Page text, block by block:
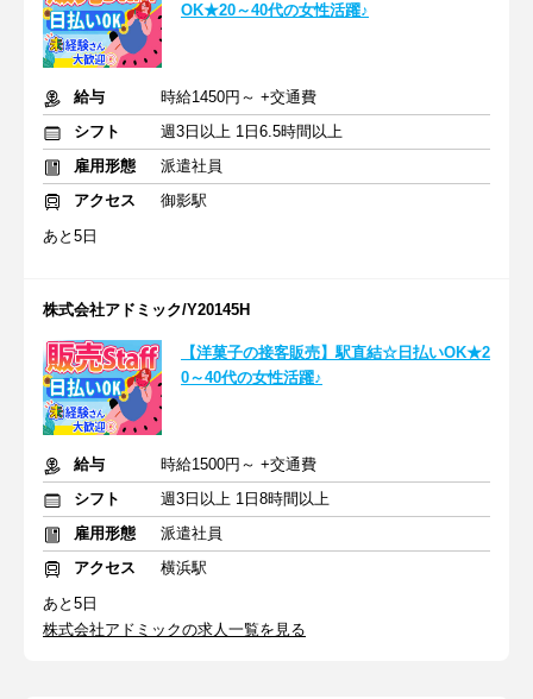
OK★20～40代の女性活躍♪
給与
時給1450円～ +交通費
シフト
週3日以上 1日6.5時間以上
雇用形態
派遣社員
アクセス
御影駅
あと5日
株式会社アドミック/Y20145H
【洋菓子の接客販売】駅直結☆日払いOK★2
0～40代の女性活躍♪
給与
時給1500円～ +交通費
シフト
週3日以上 1日8時間以上
雇用形態
派遣社員
アクセス
横浜駅
あと5日
株式会社アドミックの求人一覧を見る